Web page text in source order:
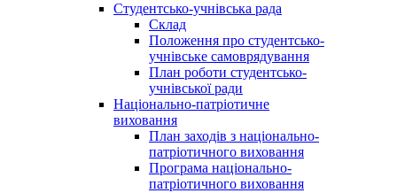
Студентсько-учнівська рада
Склад
Положення про студентсько-
учнівське самоврядування
План роботи студентсько-
учнівської ради
Національно-патріотичне
виховання
План заходів з національно-
патріотичного виховання
Програма національно-
патріотичного виховання